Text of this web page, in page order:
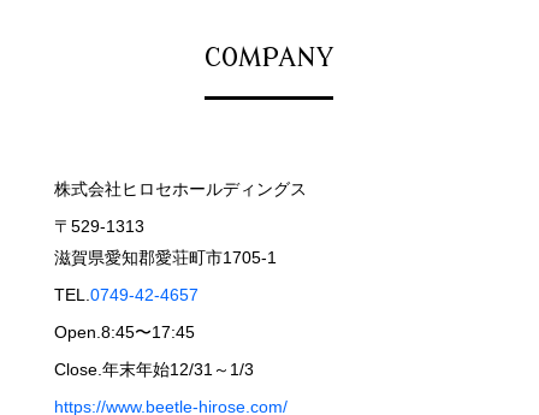
COMPANY
株式会社ヒロセホールディングス
〒529-1313
滋賀県愛知郡愛荘町市1705-1
TEL.0749-42-4657
Open.8:45〜17:45
Close.年末年始12/31～1/3
https://www.beetle-hirose.com/